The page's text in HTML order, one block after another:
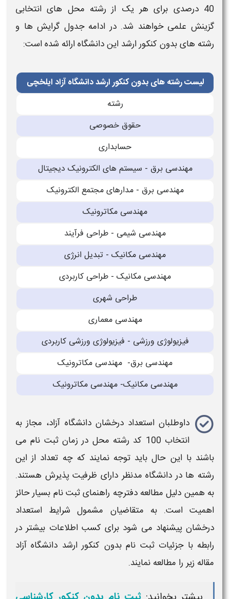
40 درصدی برای هر یک از
رشته محل های انتخابی
گزینش علمی خواهند شد. در ادامهجدول گرایش ها و
رشته های بدون کنکور ارشد این دانشگاهارائه شده است:
لیست رشته های بدون کنکور ارشد دانشگاه آزاد ایلخچی
رشته
حقوق خصوصی
حسابداری
مهندسی برق - سیستم های الکترونیک دیجیتال
مهندسی برق - مدارهای مجتمع الکترونیک
مهندسی مکاترونیک
مهندسی شیمی - طراحی فرآیند
مهندسی مکانیک - تبدیل انرژی
مهندسی مکانیک - طراحی کاربردی
طراحی شهری
مهندسی معماری
فیزیولوژی ورزشی - فیزیولوژی ورزشی کاربردی
مهندسی برق- مهندسی مکاترونیک
مهندسی مکانیک- مهندسی مکاترونیک
داوطلباناستعداد درخشان دانشگاه آزاد، مجاز به
انتخاب 100 کد رشته محل در زمان ثبت نام
می
باشند با این حال باید توجه نمایند که چه تعداد از این
رشته ها در دانشگاهمدنظر دارای ظرفیت پذیرش هستند.
به همین دلیل مطالعهدفترچه راهنمای ثبت نام بسیار حائز
اهمیت است. به متقاضیان مشمول شرایط استعداد
درخشان پیشنهاد می شود برای کسب اطلاعات بیشتر در
رابطه با جزئیاتثبت نام بدون کنکور ارشد دانشگاه آزاد
مقاله زیر را مطالعه نمایند.